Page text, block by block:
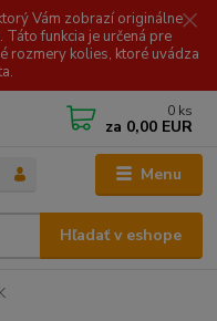
Vám zobrazí originálne
funkcia je určená pre
rozmery kolies, ktoré uvádza
Menu
Hľadať v eshope
0 ks
za 0,00 EUR